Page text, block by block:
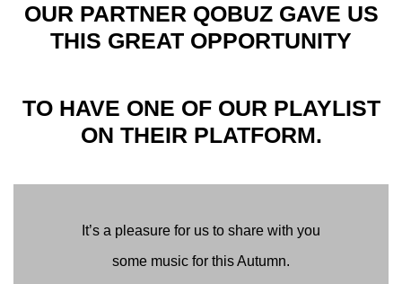
OUR PARTNER QOBUZ GAVE US
THIS GREAT OPPORTUNITY
TO HAVE ONE OF OUR PLAYLIST
ON THEIR PLATFORM.
It’s a pleasure for us to share with you
some music for this Autumn.